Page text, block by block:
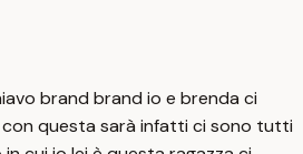
brand brand io e brenda ci
questa sarà infatti ci sono tutti